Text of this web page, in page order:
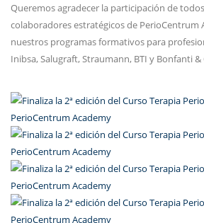
Queremos agradecer la participación de
colaboradores estratégicos de PerioCentrum
nuestros programas formativos para
Inibsa, Salugraft, Straumann, BTI y Bonfanti